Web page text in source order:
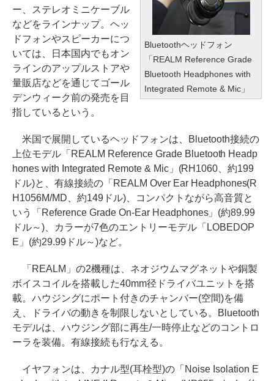
Bluetoothヘッドフォン
「REALM Reference Grade
Bluetooth Headphones with
Integrated Remote & Mic」
ー、ステレオミニケーブル
などをラインナップ。ヘッ
ドフォンやスピーカーにつ
いては、日本国内でもオン
ラインのアップルストアや
量販店などを通じてゴール
デンウィーク前の発売を目
指しているという。
米国で展開しているヘッドフォンは、Bluetooth接続の
上位モデル「REALM Reference Grade Bluetooth Headp
hones with Integrated Remote & Mic」(RH1060、約199
ドル)と、有線接続の「REALM Over Ear Headphones(R
H1056M/MD、約149ドル)、コンパクトながら高音質と
いう「Reference Grade On-Ear Headphones」(約89.99
ドル～)、カラーが7色のエントリーモデル「LOBEDOP
E」(約29.99ドル～)など。
「REALM」の2機種は、ネオジウムマグネットや銅製
ボイスコイルを搭載した40mm径ドライバユニットを搭
載。ハウジングにポート付きのチャンバー(空間)を備
え、ドライバの動きを制限しないとしている。Bluetooth
モデルは、ハウジング部に再生/一時停止などのコントロ
ーラを装備。有線接続も行なえる。
イヤフォンは、カナル型(耳栓型)の「Noise Isolation E